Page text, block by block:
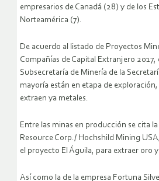
empresarios de Canadá (28) y de los
Norteamérica (7).
De acuerdo al listado de Proyectos
Compañías de Capital Extranjero 2017,
Subsecretaría de Minería de la
mayoría están en etapa de
extraen ya metales.
Entre las minas en producción se cita
Resource Corp./ Hochshild Mining
el proyecto El Águila, para extraer oro
Así como la de la empresa Fortuna